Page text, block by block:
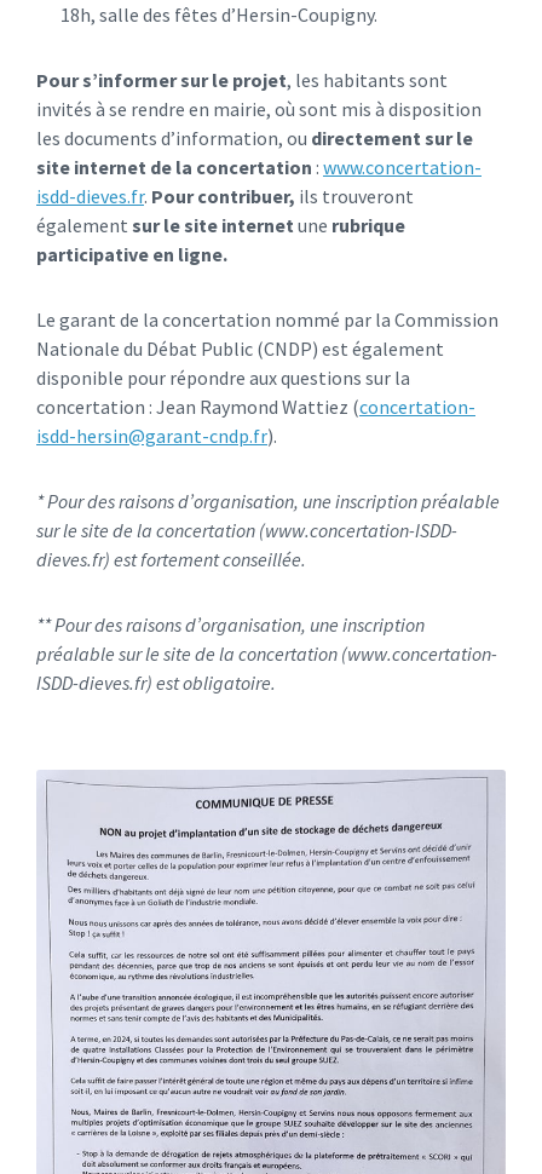
18h, salle des fêtes d’Hersin-Coupigny.
Pour s’informer sur le projet, les habitants sont
invités à se rendre en mairie, où sont mis à disposition
les documents d’information, ou directement sur le
site internet de la concertation : www.concertation-
isdd-dieves.fr. Pour contribuer, ils trouveront
également sur le site internet une rubrique
participative en ligne.
Le garant de la concertation nommé par la Commission
Nationale du Débat Public (CNDP) est également
disponible pour répondre aux questions sur la
concertation : Jean Raymond Wattiez (concertation-
isdd-hersin@garant-cndp.fr).
* Pour des raisons d’organisation, une inscription préalable
sur le site de la concertation (www.concertation-ISDD-
dieves.fr) est fortement conseillée.
** Pour des raisons d’organisation, une inscription
préalable sur le site de la concertation (www.concertation-
ISDD-dieves.fr) est obligatoire.